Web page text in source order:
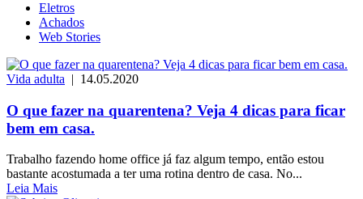
Eletros
Achados
Web Stories
Vida adulta | 14.05.2020
O que fazer na quarentena? Veja 4 dicas para ficar
bem em casa.
Trabalho fazendo home office já faz algum tempo, então estou
bastante acostumada a ter uma rotina dentro de casa. No...
Leia Mais